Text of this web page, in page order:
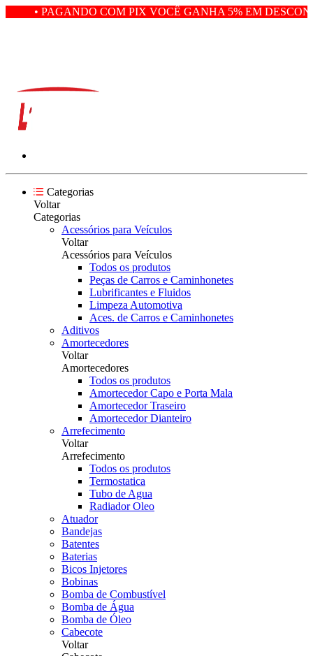
• PAGANDO COM PIX VOCÊ GANHA 5% EM
Categorias
Voltar
Categorias
Acessórios para Veículos
Voltar
Acessórios para Veículos
Todos os produtos
Peças de Carros e Caminhonetes
Lubrificantes e Fluidos
Limpeza Automotiva
Aces. de Carros e Caminhonetes
Aditivos
Amortecedores
Voltar
Amortecedores
Todos os produtos
Amortecedor Capo e Porta Mala
Amortecedor Traseiro
Amortecedor Dianteiro
Arrefecimento
Voltar
Arrefecimento
Todos os produtos
Termostatica
Tubo de Agua
Radiador Oleo
Atuador
Bandejas
Batentes
Baterias
Bicos Injetores
Bobinas
Bomba de Combustível
Bomba de Água
Bomba de Óleo
Cabecote
Voltar